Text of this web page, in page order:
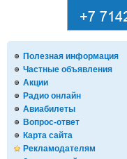
Полезная информация
Частные объявления
Акции
Радио онлайн
Авиабилеты
Вопрос-ответ
Карта сайта
Рекламодателям